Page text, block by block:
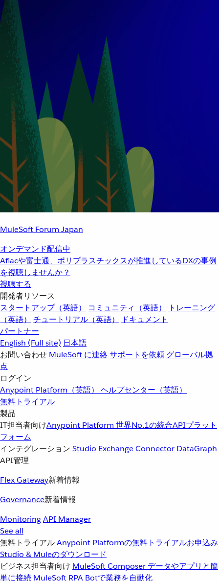
MuleSoft Forum Japan
オンデマンド配信中
Aflacや富士通、ポリプラスチックスが推進しているDXの事例
を視聴しませんか？
視聴する
開発者リソース
スタートアップ（英語）
コミュニティ（英語）
トレーニング
（英語）
チュートリアル（英語）
ドキュメント
パートナー
English (Full site) 日本語
お問い合わせ MuleSoft に連絡サポートを依頼 グローバル拠
点
ログイン
Anypoint Platform（英語） ヘルプセンター（英語）
無料トライアル
製品
IT担当者向けAnypoint Platform 世界No.1の統合APIプラット
フォーム
インテグレーション Studio ExchangeConnector DataGraph
API管理
Flex Gateway新着情報
Governance新着情報
MonitoringAPI Manager
See all
無料トライアルAnypoint Platformの無料トライアルお申込み
Studio & Muleのダウンロード
ビジネス担当者向け MuleSoft Composer データやアプリと簡
単に接続 MuleSoft RPA Botで業務を自動化